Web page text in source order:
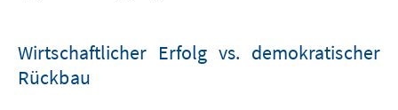
Wirtschaftlicher Erfolg vs. demokratischer
Rückbau